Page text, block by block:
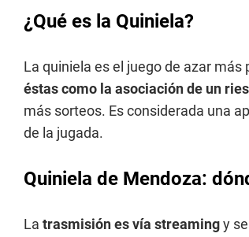
¿Qué es la Quiniela?
La quiniela es el juego de azar
éstas como la asociación de un
más sorteos. Es considerada una
de la jugada.
Quiniela de Mendoza:
La trasmisión es vía streamingy